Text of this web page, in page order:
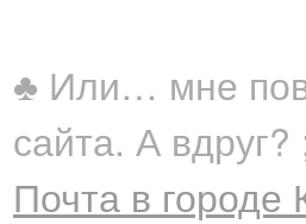
♣ Или… мне
сайта. А вдруг?
Почта в